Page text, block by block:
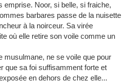
emprise. Noor, si belle, si fraiche,
barbares passe de la nuisette
à la noirceur. Sa virée
où elle retire son voile comme un
musulmane, ne se voile que pour
que sa foi suffisamment forte et
en dehors de chez elle...